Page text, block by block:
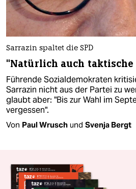
Sarrazin spaltet die SPD
"Natürlich auch taktische
Führende Sozialdemokraten
Sarrazin nicht aus der Partei zu
glaubt aber: "Bis zur Wahl im
vergessen".
Von Paul Wrusch und Svenja Bergt